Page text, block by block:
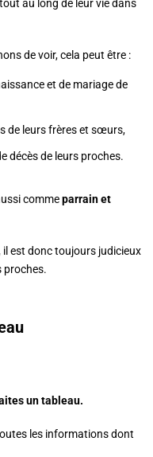
au long de leur vie dans
de voir, cela peut être :
et de mariage de
de leurs frères et sœurs,
décès de leurs proches.
commeparrain et
il est donc toujours judicieux
proches.
un tableau.
les informations dont